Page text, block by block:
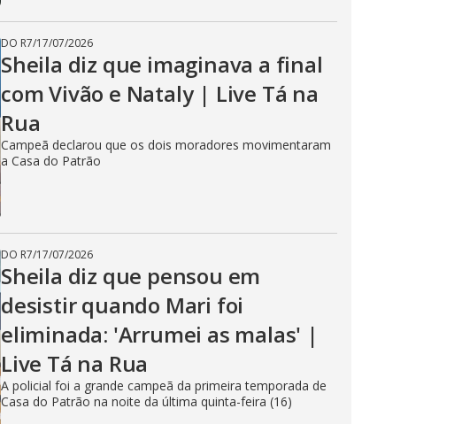
DO R7/17/07/2026
Sheila diz que imaginava a final
com Vivão e Nataly | Live Tá na
Rua
Campeã declarou que os dois moradores movimentaram
a Casa do Patrão
DO R7/17/07/2026
Sheila diz que pensou em
desistir quando Mari foi
eliminada: 'Arrumei as malas' |
Live Tá na Rua
A policial foi a grande campeã da primeira temporada de
Casa do Patrão na noite da última quinta-feira (16)